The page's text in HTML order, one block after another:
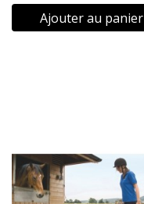
Ajouter au panier